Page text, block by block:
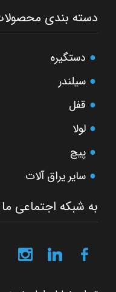
دسته بندی
دستگیره
سیلندر
قفل
لولا
پیچ
سایر یراق آلات
به شبکه اجتماعی ما